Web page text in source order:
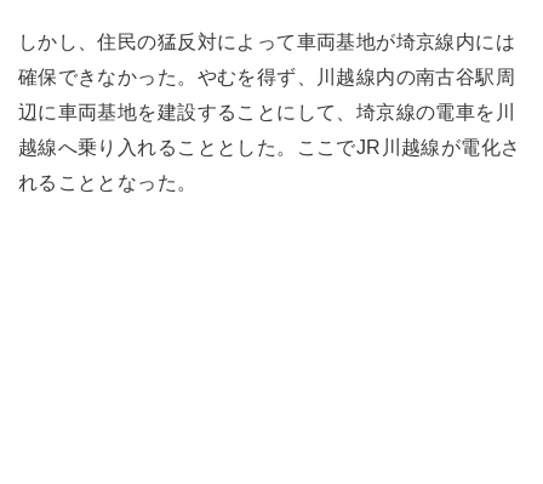
しかし、住民の猛反対によって車両基地が埼京線内には
確保できなかった。やむを得ず、川越線内の南古谷駅周
辺に車両基地を建設することにして、埼京線の電車を川
越線へ乗り入れることとした。ここでJR川越線が電化さ
れることとなった。